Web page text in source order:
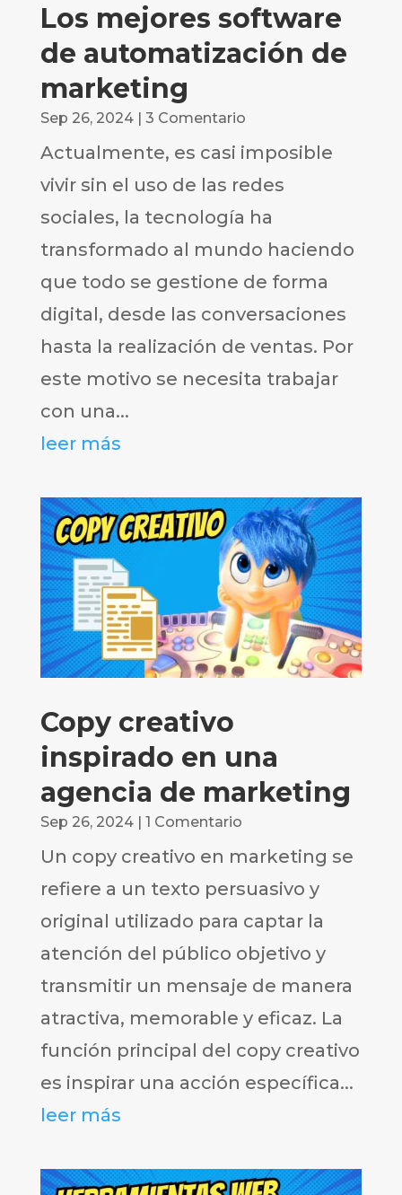
Los mejores software
de automatización de
marketing
Sep 26, 2024| 3 Comentario
Actualmente, es casi imposible
vivir sin el uso de las redes
sociales, la tecnología ha
transformado al mundo haciendo
que todo se gestione de forma
digital, desde las conversaciones
hasta la realización de ventas. Por
este motivo se necesita trabajar
con una...
leer más
Copy creativo
inspirado en una
agencia de marketing
Sep 26, 2024| 1 Comentario
Un copy creativo en marketing se
refiere a un texto persuasivo y
original utilizado para captar la
atención del público objetivo y
transmitir un mensaje de manera
atractiva, memorable y eficaz. La
función principal del copy creativo
es inspirar una acción específica...
leer más